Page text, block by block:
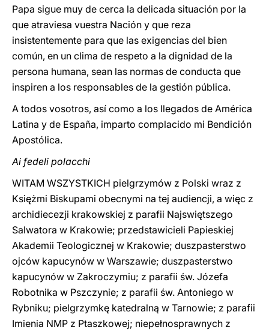
Papa sigue muy de cerca la delicada situación por la
que atraviesa vuestra Nación y que reza
insistentemente para que las exigencias del bien
común, en un clima de respeto a la dignidad de la
persona humana, sean las normas de conducta que
inspiren a los responsables de la gestión pública.
A todos vosotros, así como a los llegados de América
Latina y de España, imparto complacido mi Bendición
Apostólica.
Ai fedeli polacchi
WITAM WSZYSTKICH pielgrzymów z Polski wraz z
Księżmi Biskupami obecnymi na tej audiencji, a więc z
archidiecezji krakowskiej z parafii Najswiętszego
Salwatora w Krakowie; przedstawicieli Papieskiej
Akademii Teologicznej w Krakowie; duszpasterstwo
ojców kapucynów w Warszawie; duszpasterstwo
kapucynów w Zakroczymiu; z parafii św. Józefa
Robotnika w Pszczynie; z parafii św. Antoniego w
Rybniku; pielgrzymkę katedralną w Tarnowie; z parafii
Imienia NMP z Ptaszkowej; niepełnosprawnych z